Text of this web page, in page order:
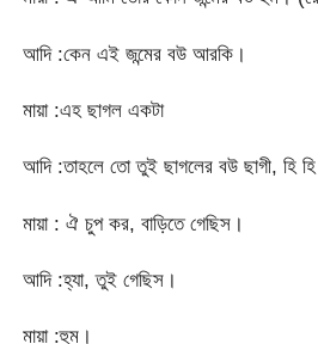
আদি :কেন এই জন্মের বউ আরকি।
মায়া :এহ ছাগল একটা
আদি :তাহলে তো তুই ছাগলের বউ ছাগী, হি হি
মায়া : ঐ চুপ কর, বাড়িতে গেছিস।
আদি :হ্যা, তুই গেছিস।
মায়া :হুম।